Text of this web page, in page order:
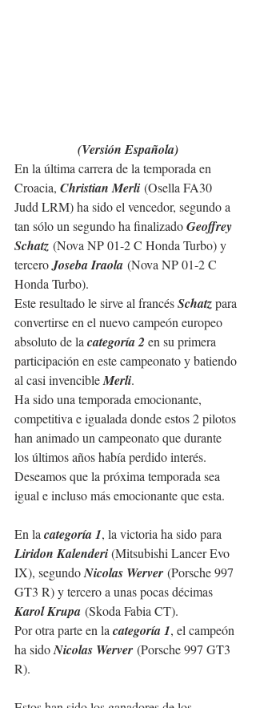
(Versión Española)
En la última carrera de la temporada en
Croacia, Christian Merli (Osella FA30
Judd LRM) ha sido el vencedor, segundo a
tan sólo un segundo ha finalizado Geoffrey
Schatz (Nova NP 01-2 C Honda Turbo) y
tercero Joseba Iraola (Nova NP 01-2 C
Honda Turbo).
Este resultado le sirve al francés Schatz para
convertirse en el nuevo campeón europeo
absoluto de la categoría 2 en su primera
participación en este campeonato y batiendo
al casi invencible Merli.
Ha sido una temporada emocionante,
competitiva e igualada donde estos 2 pilotos
han animado un campeonato que durante
los últimos años había perdido interés.
Deseamos que la próxima temporada sea
igual e incluso más emocionante que esta.
En la categoría 1, la victoria ha sido para
Liridon Kalenderi (Mitsubishi Lancer Evo
IX), segundo Nicolas Werver (Porsche 997
GT3 R) y tercero a unas pocas décimas
Karol Krupa (Skoda Fabia CT).
Por otra parte en la categoría 1, el campeón
ha sido Nicolas Werver (Porsche 997 GT3
R).